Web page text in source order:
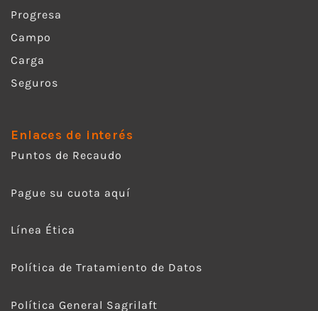
Progresa
Campo
Carga
Seguros
Enlaces de interés
Puntos de Recaudo
Pague su cuota aquí
Línea Ética
Política de Tratamiento de Datos
Política General Sagrilaft